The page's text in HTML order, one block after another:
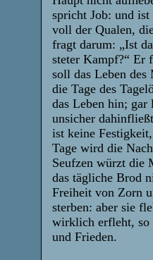
spricht Job: und
voll der Qualen,
fragt darum: „Ist
steter Kampf?“ Er
soll das Leben des
die Tage des
das Leben hin; gar
unsicher
ist keine
Tage wird die
Seufzen würzt die
das tägliche Brod
Freiheit von Zorn
sterben: aber sie
wirklich erfleht, so
und Frieden.